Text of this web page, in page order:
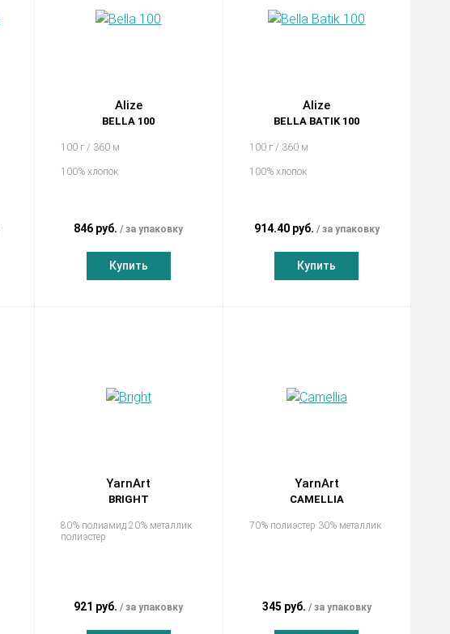
Alize
BELLA 100
100 г / 360 м
100% хлопок
846 руб. за упаковку
Купить
Alize
BELLA BATIK 100
100 г / 360 м
100% хлопок
914.40 руб. за упаковку
Купить
YarnArt
BRIGHT
80% полиамид 20% металлик
полиэстер
921 руб. за упаковку
YarnArt
CAMELLIA
70% полиэстер 30% металлик
345 руб. за упаковку